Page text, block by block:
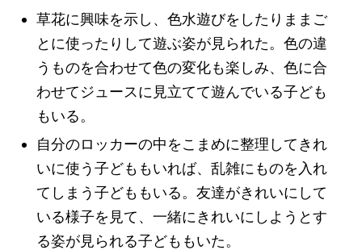
草花に興味を示し、色水遊びをしたりままご
とに使ったりして遊ぶ姿が見られた。色の違
うものを合わせて色の変化も楽しみ、色に合
わせてジュースに見立てて遊んでいる子ども
もいる。
自分のロッカーの中をこまめに整理してきれ
いに使う子どももいれば、乱雑にものを入れ
てしまう子どももいる。友達がきれいにして
いる様子を見て、一緒にきれいにしようとす
る姿が見られる子どももいた。